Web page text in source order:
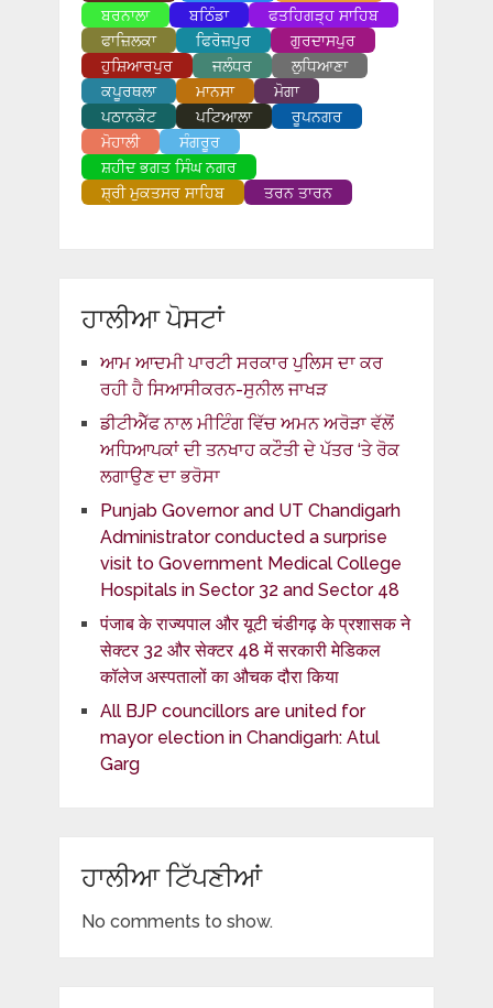
ਬਰਨਾਲਾ
ਬਠਿੰਡਾ
ਫਤਹਿਗੜ੍ਹ ਸਾਹਿਬ
ਫਾਜ਼ਿਲਕਾ
ਫਿਰੋਜ਼ਪੁਰ
ਗੁਰਦਾਸਪੁਰ
ਹੁਸ਼ਿਆਰਪੁਰ
ਜਲੰਧਰ
ਲੁਧਿਆਣਾ
ਕਪੂਰਥਲਾ
ਮਾਨਸਾ
ਮੋਗਾ
ਪਠਾਨਕੋਟ
ਪਟਿਆਲਾ
ਰੂਪਨਗਰ
ਮੋਹਾਲੀ
ਸੰਗਰੂਰ
ਸ਼ਹੀਦ ਭਗਤ ਸਿੰਘ ਨਗਰ
ਸ਼੍ਰੀ ਮੁਕਤਸਰ ਸਾਹਿਬ
ਤਰਨ ਤਾਰਨ
ਹਾਲੀਆ ਪੋਸਟਾਂ
ਆਮ ਆਦਮੀ ਪਾਰਟੀ ਸਰਕਾਰ ਪੁਲਿਸ ਦਾ ਕਰ
ਰਹੀ ਹੈ ਸਿਆਸੀਕਰਨ-ਸੁਨੀਲ ਜਾਖੜ
ਡੀਟੀਐੱਫ ਨਾਲ ਮੀਟਿੰਗ ਵਿੱਚ ਅਮਨ ਅਰੋੜਾ ਵੱਲੋਂ
ਅਧਿਆਪਕਾਂ ਦੀ ਤਨਖਾਹ ਕਟੌਤੀ ਦੇ ਪੱਤਰ ‘ਤੇ ਰੋਕ
ਲਗਾਉਣ ਦਾ ਭਰੋਸਾ
Punjab Governor and UT Chandigarh
Administrator conducted a surprise
visit to Government Medical College
Hospitals in Sector 32 and Sector 48
पंजाब के राज्यपाल और यूटी चंडीगढ़ के प्रशासक ने
सेक्टर 32 और सेक्टर 48 में सरकारी मेडिकल
कॉलेज अस्पतालों का औचक दौरा किया
All BJP councillors are united for
mayor election in Chandigarh: Atul
Garg
ਹਾਲੀਆ ਟਿੱਪਣੀਆਂ
No comments to show.